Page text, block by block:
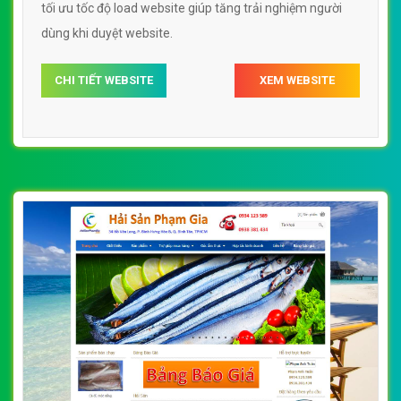
tối ưu tốc độ load website giúp tăng trải nghiệm người
dùng khi duyệt website.
CHI TIẾT WEBSITE XEM WEBSITE